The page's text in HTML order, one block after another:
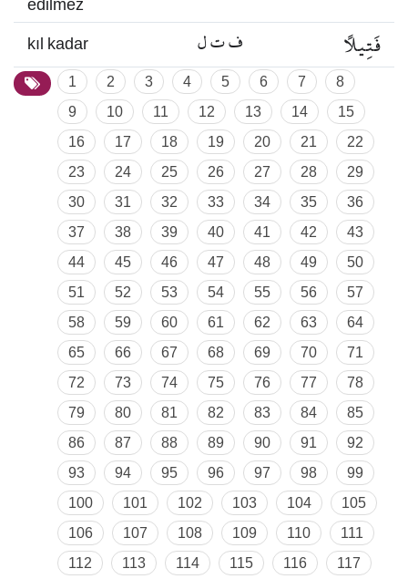
kıl kadar ف ت ل فَتِيلًا
1 2 3 4 5 6 7
8
9
10 11 12 13 14
15
16
17 18 19 20 21
22
23
24 25 26 27 28
29
30
31 32 33 34 35
36
37
38 39 40 41 42
43
44
45 46 47 48 49
50
51
52 53 54 55 56
57
58
59 60 61 62 63
64
65
66 67 68 69 70
71
72
73 74 75 76 77
78
79
80 81 82 83 84
85
86
87 88 89 90 91
92
93
94 95 96 97 98
99
100
101 102 103 104
105
106
107 108 109 110
111
112
113 114 115 116
117